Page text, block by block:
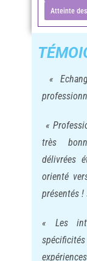
Atteinte
«
«
très
délivrées
orienté
présentés !
« Les